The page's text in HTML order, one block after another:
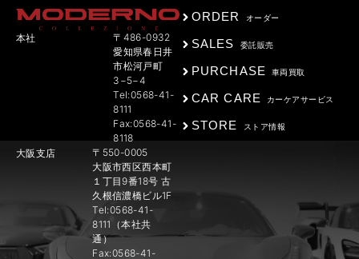
本社
〒486-0932
愛知県春日井
市松河戸町
3−5−4
Tel:0568-41-
8111
Fax:0568-41-
8118
大阪支店
〒550-0005
大阪市西区西本町
１丁目9番18号 古
久根信濃橋ビル1F
Tel:0568-41-
8111（本社共
通）
Fax:0568-41-
ORDER オーダー
SALES 委託販売
PURCHASE 車両買取
CAR CARE カーケアサービス
STORE ストア情報